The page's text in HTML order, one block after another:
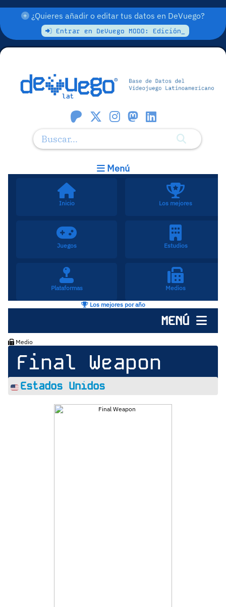
¿Quieres añadir o editar tus datos en DeVuego?
Entrar en DeVuego MODO: Edición_
Menú
Inicio Los mejores
Juegos Estudios
Plataformas Medios
Los mejores por año
MENÚ
Medio
Final Weapon
Estados Unidos